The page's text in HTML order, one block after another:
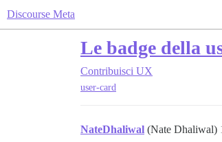
Discourse Meta
Le badge della
Contribuisci UX
user-card
NateDhaliwal (Nate Dhaliwal)